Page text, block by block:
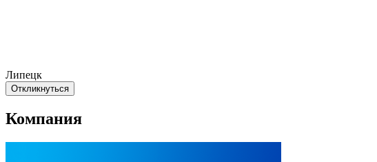
Липецк
Откликнуться
Компания